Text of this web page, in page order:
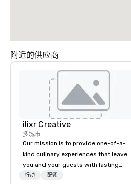
附近的供应商
ilixr Creative
多城市
Our mission is to provide one-of-a-
kind culinary experiences that leave
you and your guests with lasting
memories and satiated palates. Every
行动 配餐